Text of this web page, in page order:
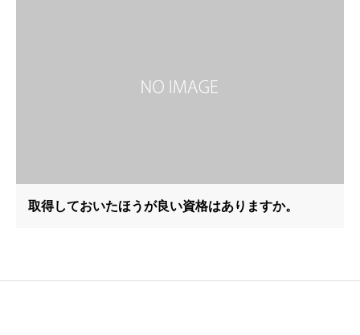
取得しておいたほうが良い資格はありますか。